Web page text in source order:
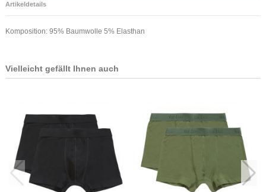
Artikeldetails
Komposition: 95% Baumwolle 5% Elasthan
Vielleicht gefällt Ihnen auch